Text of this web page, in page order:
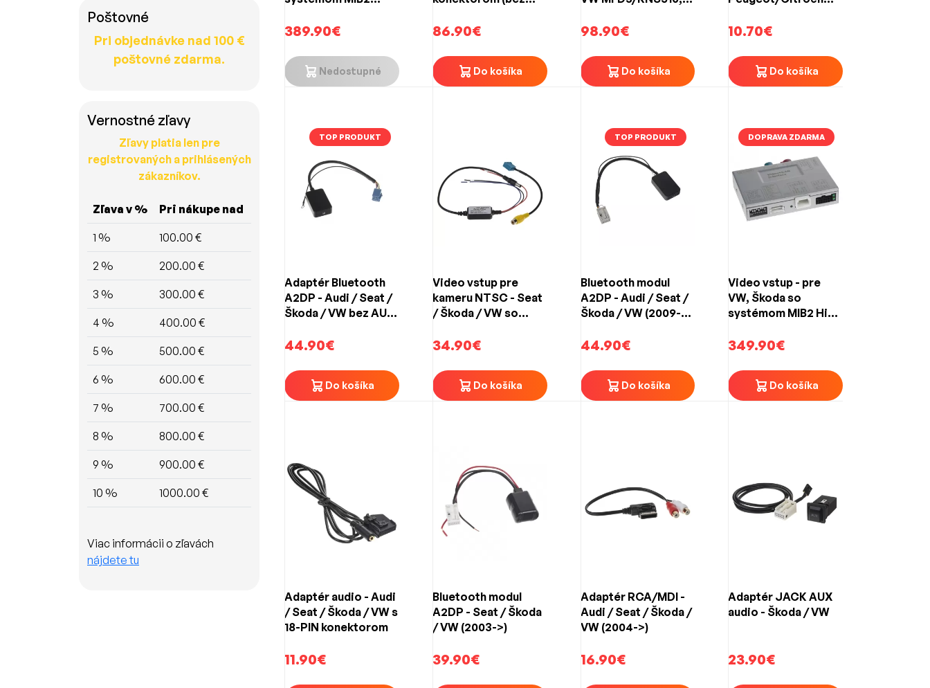
Poštovné
Pri objednávke nad 100 €
poštovné zdarma.
Vernostné zľavy
Zľavy platia len pre
registrovaných a prihlásených
zákazníkov.
Zľava v % Pri nákupe nad
1 % 100.00 €
2 % 200.00 €
3 % 300.00 €
4 % 400.00 €
5 % 500.00 €
6 % 600.00 €
7 % 700.00 €
8 % 800.00 €
9 % 900.00 €
10 % 1000.00 €
Viac informácii o zľavách
nájdete tu
389.90€
Nedostupné
86.90€
Do košíka
Seat Trinax
98.90€
Do košíka
10.70€
Do košíka
TOP PRODUKT
Adaptér Bluetooth
A2DP - Audi / Seat /
Škoda / VW bez AUX
44.90€
Do košíka
Video vstup pre
kameru NTSC - Seat
/ Škoda / VW so
34.90€
Do košíka
TOP PRODUKT
Bluetooth modul
A2DP - Audi / Seat /
Škoda / VW (2009->)
44.90€
Do košíka
DOPRAVA ZDARMA
Video vstup - pre
VW, Škoda so
systémom MIB2 High
349.90€
Do košíka
Adaptér audio - Audi
/ Seat / Škoda / VW s
18-PIN konektorom
11.90€
Bluetooth modul
A2DP - Seat / Škoda
/ VW (2003->)
39.90€
Adaptér RCA/MDI -
Audi / Seat / Škoda /
VW (2004->)
16.90€
Adaptér JACK AUX
audio - Škoda / VW
23.90€